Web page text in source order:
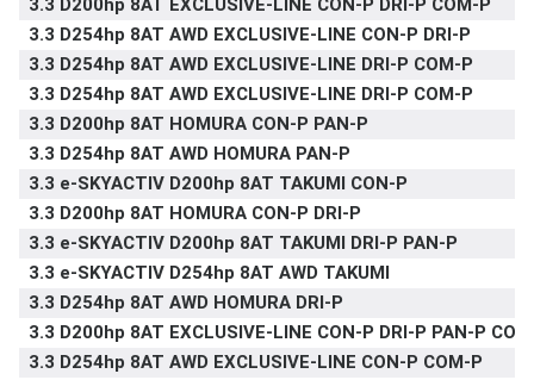
3.3 D200hp 8AT EXCLUSIVE-LINE CON-P DRI-P COM-P
3.3 D254hp 8AT AWD EXCLUSIVE-LINE CON-P DRI-P
3.3 D254hp 8AT AWD EXCLUSIVE-LINE DRI-P COM-P
3.3 D254hp 8AT AWD EXCLUSIVE-LINE DRI-P COM-P
3.3 D200hp 8AT HOMURA CON-P PAN-P
3.3 D254hp 8AT AWD HOMURA PAN-P
3.3 e-SKYACTIV D200hp 8AT TAKUMI CON-P
3.3 D200hp 8AT HOMURA CON-P DRI-P
3.3 e-SKYACTIV D200hp 8AT TAKUMI DRI-P PAN-P
3.3 e-SKYACTIV D254hp 8AT AWD TAKUMI
3.3 D254hp 8AT AWD HOMURA DRI-P
3.3 D200hp 8AT EXCLUSIVE-LINE CON-P DRI-P PAN-P
3.3 D254hp 8AT AWD EXCLUSIVE-LINE CON-P COM-P